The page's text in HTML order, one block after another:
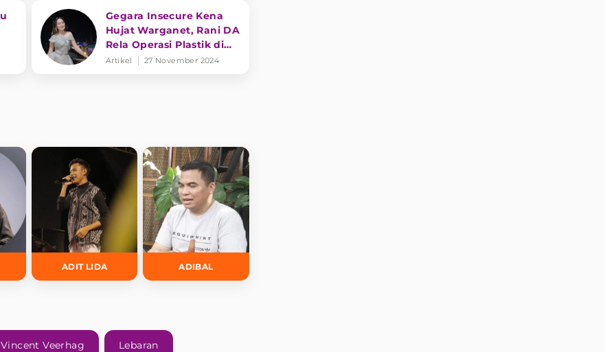
Gegara Insecure Kena
Hujat Warganet, Rani DA
Rela Operasi Plastik di
Korea
Artikel 27 November 2024
ADIT LIDA ADIBAL
Vincent Veerhag Lebaran